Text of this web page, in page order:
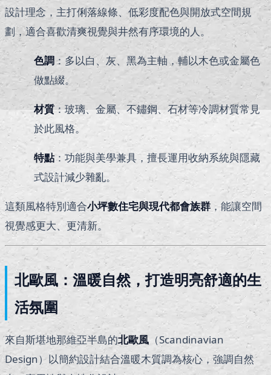
設計理念，主打俐落線條、低彩度配色與開放式空間規
劃，適合喜歡清爽視覺與井然有序環境的人。
色調：多以白、灰、黑為主軸，輔以木色或金屬色
做點綴。
材質：玻璃、金屬、不鏽鋼、石材等冷調材質常見
於此風格。
特點：功能與美學兼具，擅長運用收納系統與隱藏
式設計減少雜亂。
這類風格特別適合小坪數住宅與現代都會族群 ，能讓空間
視覺感更大、更清新。
北歐風：溫暖自然，打造明亮舒適的生
活氛圍
來自斯堪地那維亞半島的北歐風 （Scandinavian
Design）以簡約設計結合溫暖木質調為核心，強調自然